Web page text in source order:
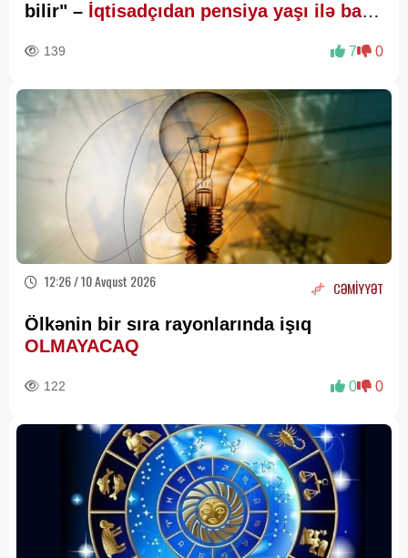
bilir" – İqtisadçıdan pensiya yaşı ilə bağlı
139 7 0
12:26 / 10 Avqust 2026 CƏMİYYƏT
Ölkənin bir sıra rayonlarında işıq
OLMAYACAQ
122 0 0